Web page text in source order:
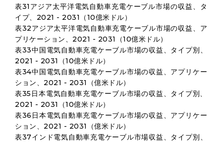
表31アジア太平洋電気自動車充電ケーブル市場の収益、タ
イプ、2021 - 2031（10億米ドル）
表32アジア太平洋電気自動車充電ケーブル市場の収益、ア
プリケーション、2021 - 2031（10億米ドル）
表33中国電気自動車充電ケーブル市場の収益、タイプ別、
2021 - 2031（10億米ドル）
表34中国電気自動車充電ケーブル市場の収益、アプリケー
ション、2021 - 2031（億米ドル）
表35日本電気自動車充電ケーブル市場の収益、タイプ別、
2021 - 2031（10億米ドル）
表36日本電気自動車充電ケーブル市場の収益、アプリケー
ション、2021 - 2031（億米ドル）
表37インド電気自動車充電ケーブル市場収益、タイプ別、